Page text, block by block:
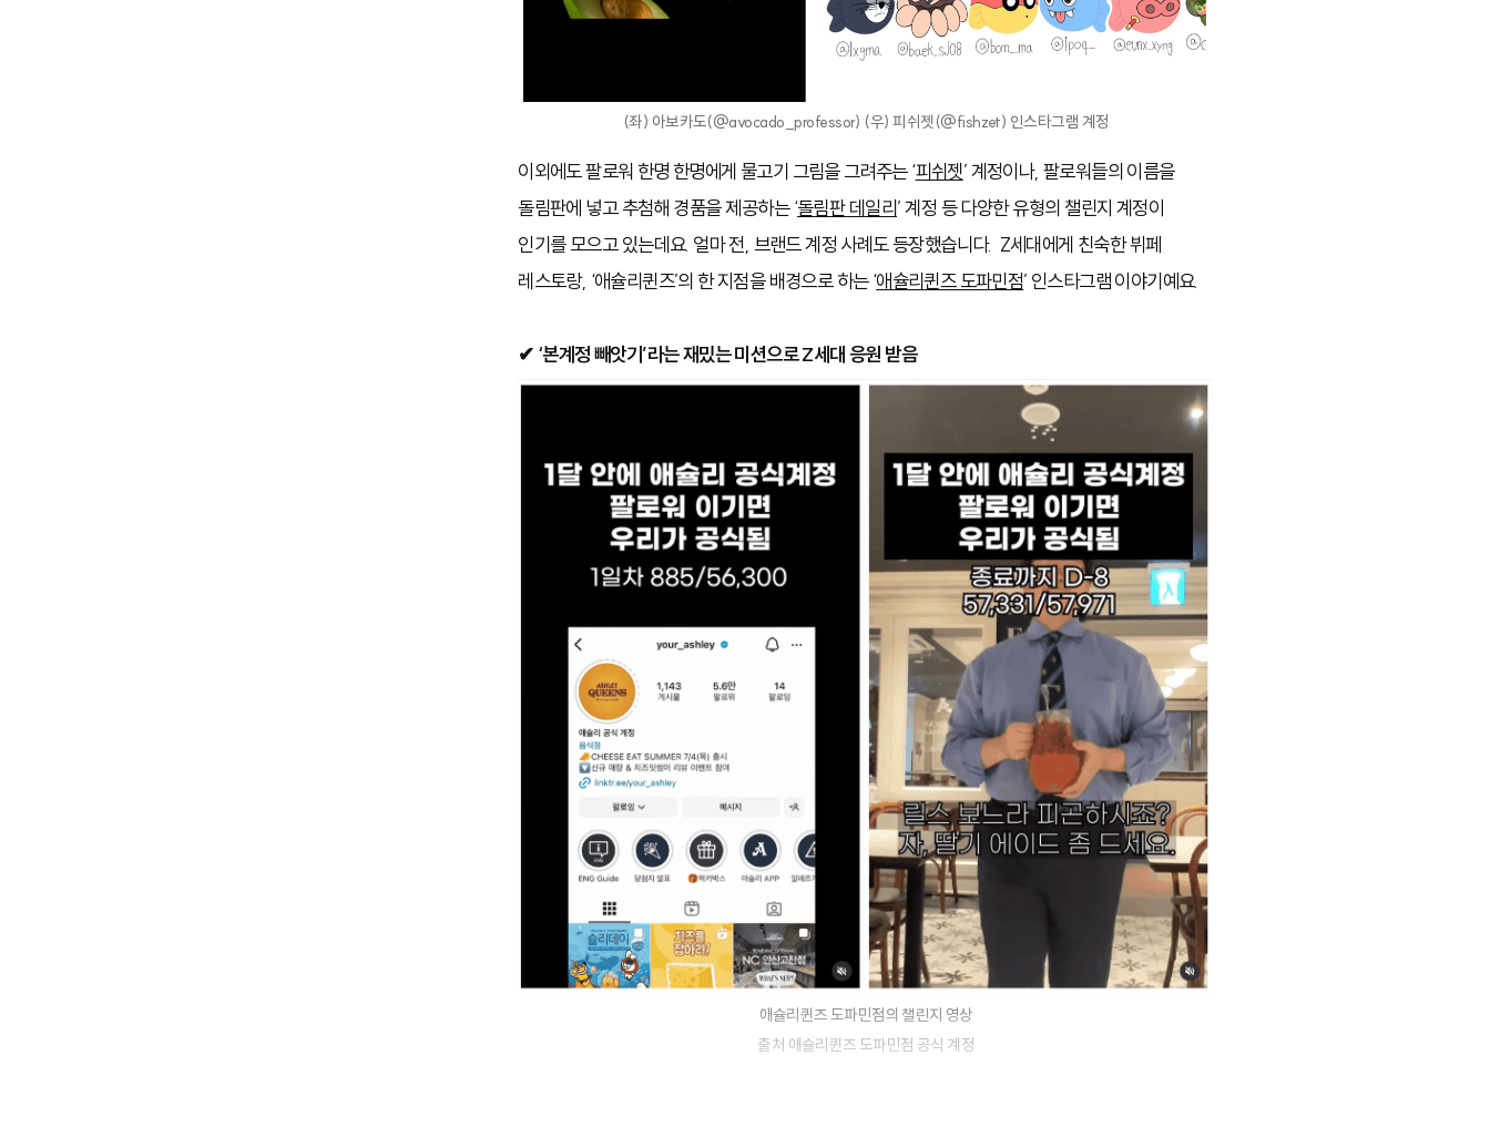
(좌) 아보카도(@avocado_professor) (우) 피쉬젯(@fishzet) 인스타그램 계정
이외에도 팔로워 한명 한명에게 물고기 그림을 그려주는 ‘피쉬젯’ 계정이나, 팔로워들의 이름을
돌림판에 넣고 추첨해 경품을 제공하는 ‘돌림판 데일리’ 계정 등 다양한 유형의 챌린지 계정이
인기를 모으고있는데요. 얼마 전, 브랜드 계정 사례도 등장했습니다. Z세대에게 친숙한 뷔페
레스토랑, ‘애슐리퀸즈’의 한 지점을 배경으로 하는 ‘애슐리퀸즈 도파민점’ 인스타그램 이야기예요.
✔ ‘본계정 빼앗기’라는 재밌는 미션으로 Z세대 응원 받음
애슐리퀸즈 도파민점의 챌린지 영상
출처 애슐리퀸즈 도파민점 공식 계정